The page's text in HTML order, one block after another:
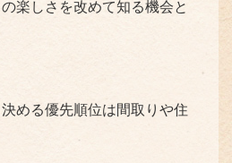
楽しさを改めて知る機会と
める優先順位は間取りや住